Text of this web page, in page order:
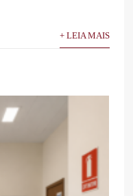
+ LEIA MAIS